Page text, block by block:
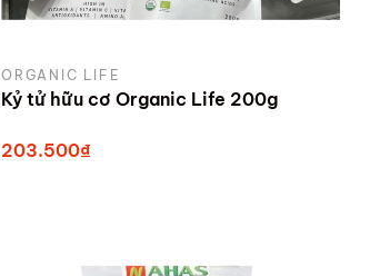
ORGANIC LIFE
Kỷ tử hữu cơ Organic Life 200g
203.500₫